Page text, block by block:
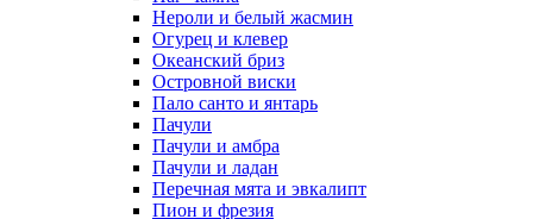
Нероли и белый жасмин
Огурец и клевер
Океанский бриз
Островной виски
Пало санто и янтарь
Пачули
Пачули и амбра
Пачули и ладан
Перечная мята и эвкалипт
Пион и фрезия